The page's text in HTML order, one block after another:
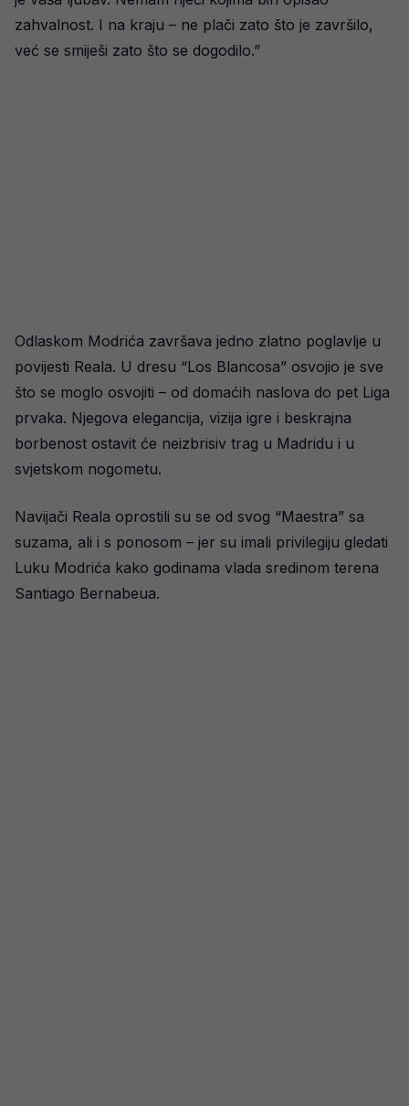
zahvalnost. I na kraju – ne plači zato što je završilo,
već se smiješi zato što se dogodilo.”
Odlaskom Modrića završava jedno zlatno poglavlje u
povijesti Reala. U dresu “Los Blancosa” osvojio je sve
što se moglo osvojiti – od domaćih naslova do pet Liga
prvaka. Njegova elegancija, vizija igre i beskrajna
borbenost ostavit će neizbrisiv trag u Madridu i u
svjetskom nogometu.
Navijači Reala oprostili su se od svog “Maestra” sa
suzama, ali i s ponosom – jer su imali privilegiju gledati
Luku Modrića kako godinama vlada sredinom terena
Santiago Bernabeua.